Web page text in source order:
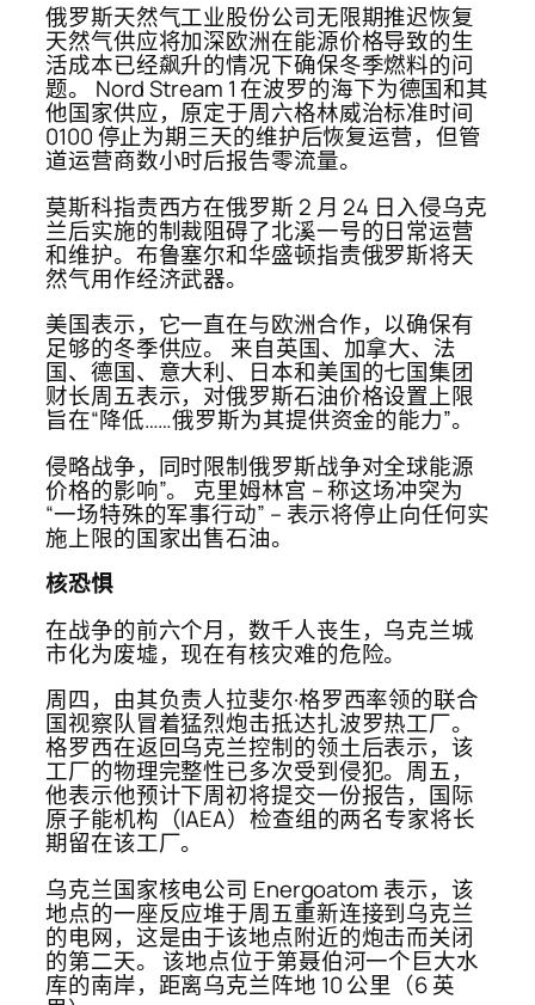
俄罗斯天然气工业股份公司无限期推迟恢复
天然气供应将加深欧洲在能源价格导致的生
活成本已经飙升的情况下确保冬季燃料的问
题。 Nord Stream 1 在波罗的海下为德国和其
他国家供应，原定于周六格林威治标准时间
0100 停止为期三天的维护后恢复运营，但管
道运营商数小时后报告零流量。
莫斯科指责西方在俄罗斯 2 月 24 日入侵乌克
兰后实施的制裁阻碍了北溪一号的日常运营
和维护。布鲁塞尔和华盛顿指责俄罗斯将天
然气用作经济武器。
美国表示，它一直在与欧洲合作，以确保有
足够的冬季供应。 来自英国、加拿大、法
国、德国、意大利、日本和美国的七国集团
财长周五表示，对俄罗斯石油价格设置上限
旨在“降低……俄罗斯为其提供资金的能力”。
侵略战争，同时限制俄罗斯战争对全球能源
价格的影响”。 克里姆林宫 – 称这场冲突为
“一场特殊的军事行动” – 表示将停止向任何实
施上限的国家出售石油。
核恐惧
在战争的前六个月，数千人丧生，乌克兰城
市化为废墟，现在有核灾难的危险。
周四，由其负责人拉斐尔·格罗西率领的联合
国视察队冒着猛烈炮击抵达扎波罗热工厂。
格罗西在返回乌克兰控制的领土后表示，该
工厂的物理完整性已多次受到侵犯。周五，
他表示他预计下周初将提交一份报告，国际
原子能机构（IAEA）检查组的两名专家将长
期留在该工厂。
乌克兰国家核电公司 Energoatom 表示，该
地点的一座反应堆于周五重新连接到乌克兰
的电网，这是由于该地点附近的炮击而关闭
的第二天。 该地点位于第聂伯河一个巨大水
库的南岸，距离乌克兰阵地 10 公里（6 英